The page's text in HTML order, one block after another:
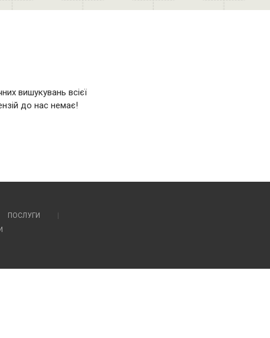
вишукувань всієї
до нас немає!
ПОСЛУГИ